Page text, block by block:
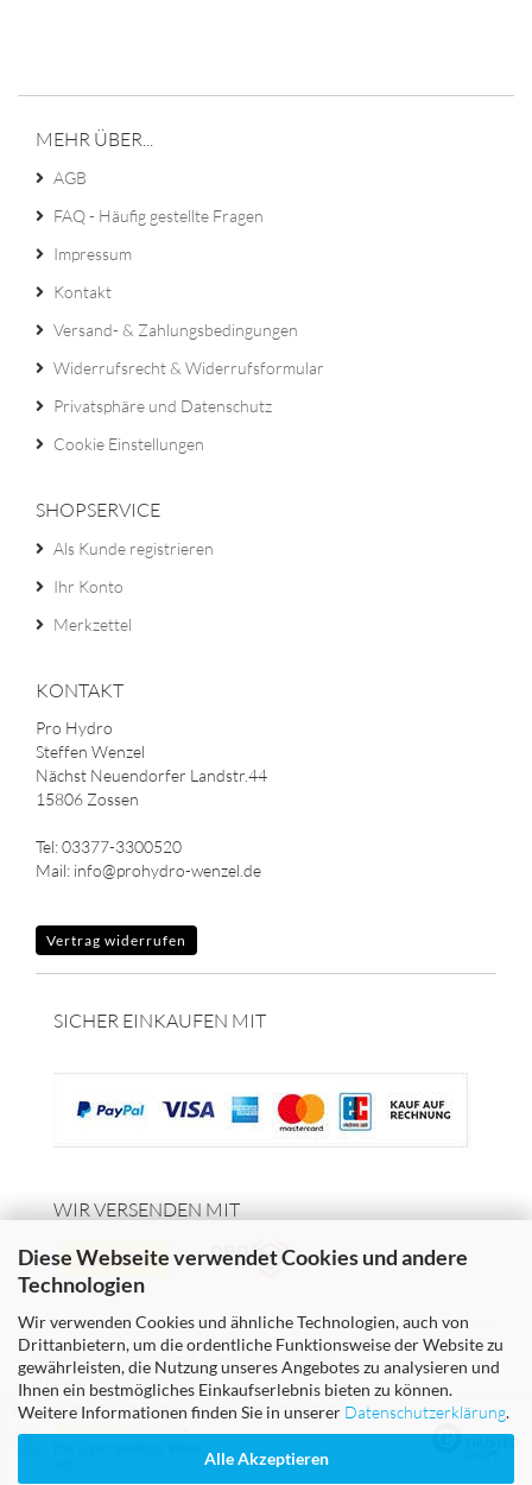
Diese Webseite verwendet Cookies und andere
Technologien
Wir verwenden Cookies und ähnliche Technologien, auch von
Drittanbietern, um die ordentliche Funktionsweise der Website zu
gewährleisten, die Nutzung unseres Angebotes zu analysieren und
Ihnen ein bestmögliches Einkaufserlebnis bieten zu können.
Weitere Informationen finden Sie in unserer Datenschutzerklärung.
Alle Akzeptieren
MEHR ÜBER...
AGB
FAQ - Häufig gestellte Fragen
Impressum
Kontakt
Versand- & Zahlungsbedingungen
Widerrufsrecht & Widerrufsformular
Privatsphäre und Datenschutz
Cookie Einstellungen
SHOPSERVICE
Als Kunde registrieren
Ihr Konto
Merkzettel
KONTAKT
Pro Hydro
Steffen Wenzel
Nächst Neuendorfer Landstr.44
15806 Zossen
Tel: 03377-3300520
Mail: info@prohydro-wenzel.de
Vertrag widerrufen
SICHER EINKAUFEN MIT
WIR VERSENDEN MIT
Webshop erstellen mit Gambio.de © 2026
Theme vondata-blue.de
Ausgewählte Top-Bewertungen für hydroshop24.de